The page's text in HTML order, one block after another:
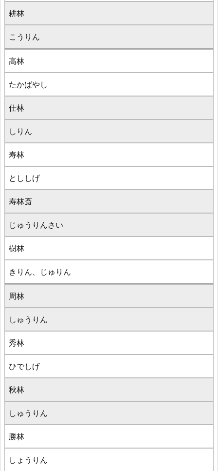
耕林
こうりん
高林
たかばやし
仕林
しりん
寿林
とししげ
寿林斎
じゅうりんさい
樹林
きりん、じゅりん
周林
しゅうりん
秀林
ひでしげ
秋林
しゅうりん
勝林
しょうりん